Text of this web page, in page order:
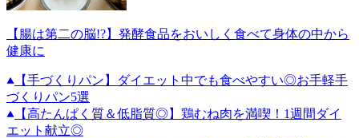
【腸は第二の脳!?】発酵食品をおいしく食べて身体の中から
健康に
【手づくりパン】ダイエット中でも食べやすい◎お手軽手
づくりパン5選
【高たんぱく質＆低脂質◎】鶏むね肉を満喫！1週間ダイ
エット献立◎